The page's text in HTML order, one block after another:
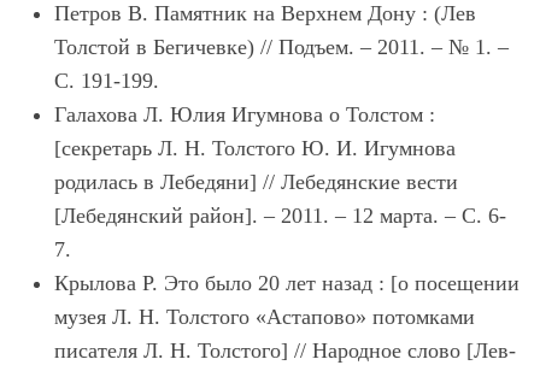
Петров В. Памятник на Верхнем Дону : (Лев
Толстой в Бегичевке) // Подъем. – 2011. – № 1. –
С. 191-199.
Галахова Л. Юлия Игумнова о Толстом :
[секретарь Л. Н. Толстого Ю. И. Игумнова
родилась в Лебедяни] // Лебедянские вести
[Лебедянский район]. – 2011. – 12 марта. – С. 6-
7.
Крылова Р. Это было 20 лет назад : [о посещении
музея Л. Н. Толстого «Астапово» потомками
писателя Л. Н. Толстого] // Народное слово [Лев-